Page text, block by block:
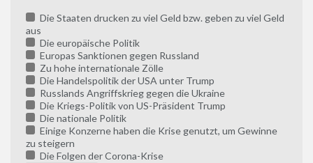
Die Staaten drucken zu viel Geld bzw. geben zu viel Geld
aus
Die europäische Politik
Europas Sanktionen gegen Russland
Zu hohe internationale Zölle
Die Handelspolitik der USA unter Trump
Russlands Angriffskrieg gegen die Ukraine
Die Kriegs-Politik von US-Präsident Trump
Die nationale Politik
Einige Konzerne haben die Krise genutzt, um Gewinne
zu steigern
Die Folgen der Corona-Krise